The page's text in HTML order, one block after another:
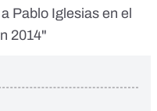
Pablo Iglesias en el
2014"